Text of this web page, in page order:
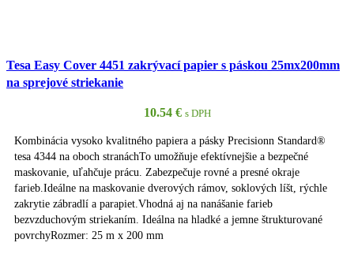
Tesa Easy Cover 4451 zakrývací papier s páskou 25mx200mm
na sprejové striekanie
10.54 € s DPH
Kombinácia vysoko kvalitného papiera a pásky Precisionn Standard®
tesa 4344 na oboch stranáchTo umožňuje efektívnejšie a bezpečné
maskovanie, uľahčuje prácu. Zabezpečuje rovné a presné okraje
farieb.Ideálne na maskovanie dverových rámov, soklových líšt, rýchle
zakrytie zábradlí a parapiet.Vhodná aj na nanášanie farieb
bezvzduchovým striekaním. Ideálna na hladké a jemne štrukturované
povrchyRozmer: 25 m x 200 mm